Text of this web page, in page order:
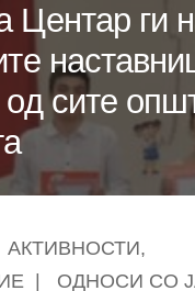
Центар ги
сите
АКТИВНОСТИ,
ОДНОСИ СО